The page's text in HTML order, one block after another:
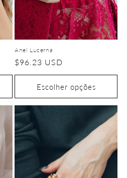
Anel Lucerna
Preço
normal
$96.23 USD
Escolher opções